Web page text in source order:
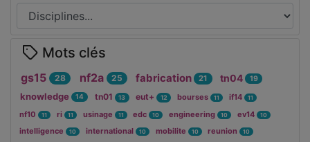
Mots clés
gs15 28 nf2a 25 fabrication 21 tn04 19
knowledge 14 tn01 13 eut+ 12 bourses 11 if14 11
nf10 11 ri 11 usinage 11 edc 10 engineering 10 ev14 10
intelligence 10 international 10 mobilite 10 reunion 10